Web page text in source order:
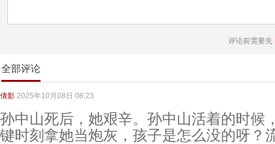
评论前需要先
全部评论
倩影 2025年10月08日 08:23
孙中山死后，她艰辛。孙中山活着的时候
键时刻拿她当炮灰，孩子是怎么没的呀？